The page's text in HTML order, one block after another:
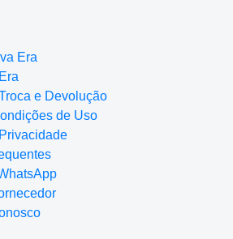
Era
e Devolução
de Uso